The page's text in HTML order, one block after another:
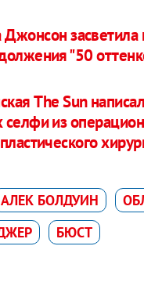
засветила
"50
The Sun
селфи из
АЛЕК БОЛДУИН
БЮСТ